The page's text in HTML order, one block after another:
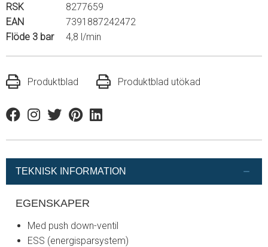
RSK
8277659
EAN
7391887242472
Flöde 3 bar
4,8 l/min
Produktblad Produktblad utökad
FacebookInstagram
TwitterPinterestLinkedin
TEKNISK INFORMATION
EGENSKAPER
Med push down-ventil
ESS (energisparsystem)